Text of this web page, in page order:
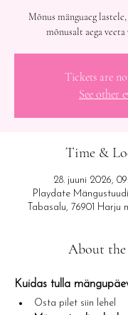
Mõnus mänguaeg
mõnusalt aega
Tickets are
See other
Time &
28. juuni 2026,
Playdate
Tabasalu, 76901 Harju
About the
Kuidas tulla
Osta pilet siin lehel